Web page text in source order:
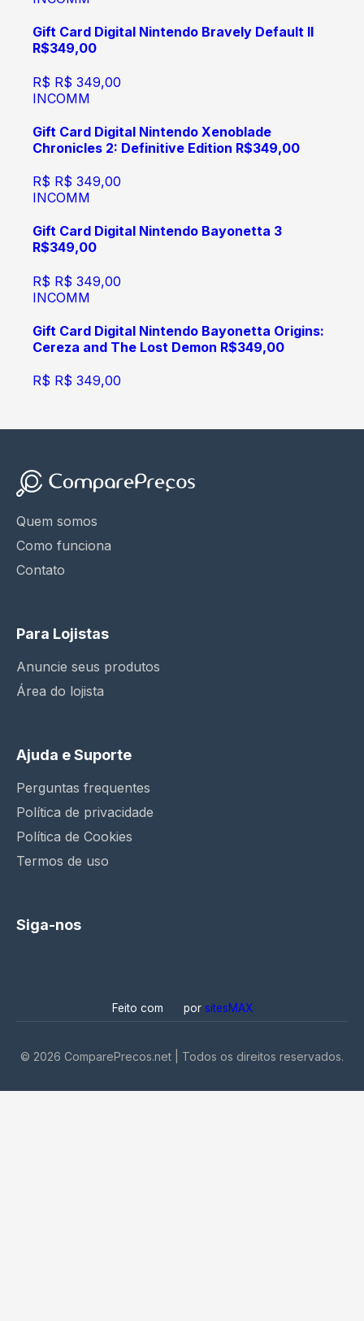
Gift Card Digital Nintendo Bravely Default II
R$349,00
R$ R$ 349,00
INCOMM
Gift Card Digital Nintendo Xenoblade
Chronicles 2: Definitive Edition R$349,00
R$ R$ 349,00
INCOMM
Gift Card Digital Nintendo Bayonetta 3
R$349,00
R$ R$ 349,00
INCOMM
Gift Card Digital Nintendo Bayonetta Origins:
Cereza and The Lost Demon R$349,00
R$ R$ 349,00
Quem somos
Como funciona
Contato
Para Lojistas
Anuncie seus produtos
Área do lojista
Ajuda e Suporte
Perguntas frequentes
Política de privacidade
Política de Cookies
Termos de uso
Siga-nos
Feito com por sitesMAX
© 2026 ComparePrecos.net | Todos os direitos reservados.